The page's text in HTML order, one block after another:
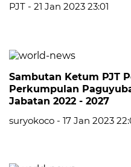
PJT - 21 Jan 2023 23:01
Sambutan Ketum PJT
Perkumpulan
Jabatan 2022 - 2027
suryokoco - 17 Jan 2023